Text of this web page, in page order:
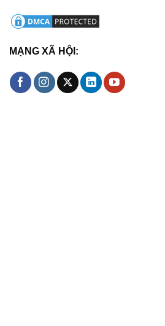
MẠNG XÃ HỘI: